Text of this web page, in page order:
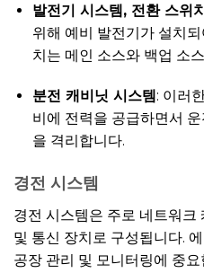
발전기 시스템, 전환 스위
위해 예비 발전기가 설치
치는 메인 소스와 백업 소
분전 캐비닛 시스템 : 이러
비에 전력을 공급하면서
을 격리합니다.
경전 시스템
경전 시스템은 주로 네트워크
및 통신 장치로 구성됩니다.
공장 관리 및 모니터링에 중